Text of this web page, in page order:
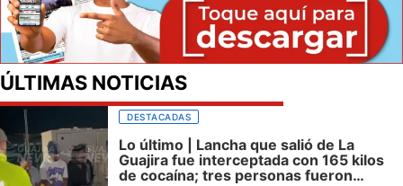
ÚLTIMAS NOTICIAS
DESTACADAS
Lo último | Lancha que salió de La
Guajira fue interceptada con 165 kilos
de cocaína; tres personas fueron